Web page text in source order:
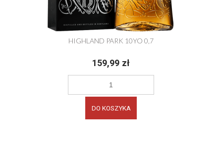
HIGHLAND PARK 10YO 0,7
159,99 zł
DO KOSZYKA